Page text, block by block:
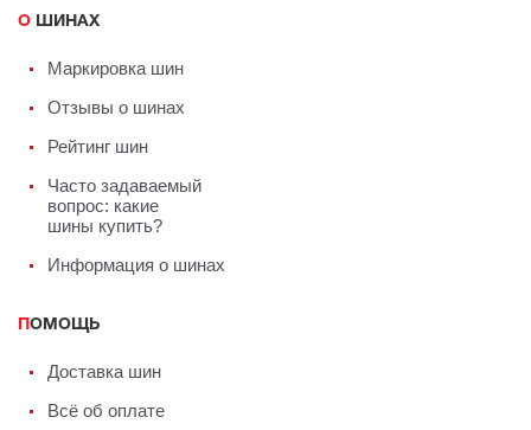
О ШИНАХ
Маркировка шин
Отзывы о шинах
Рейтинг шин
Часто задаваемый
вопрос: какие
шины купить?
Информация о шинах
ПОМОЩЬ
Доставка шин
Всё об оплате